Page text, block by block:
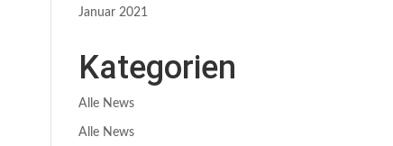
Januar 2021
Kategorien
Alle News
Alle News